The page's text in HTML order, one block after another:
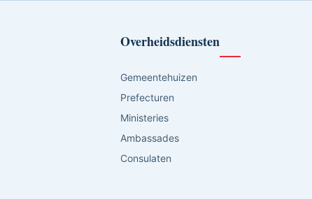
Overheidsdiensten
Gemeentehuizen
Prefecturen
Ministeries
Ambassades
Consulaten